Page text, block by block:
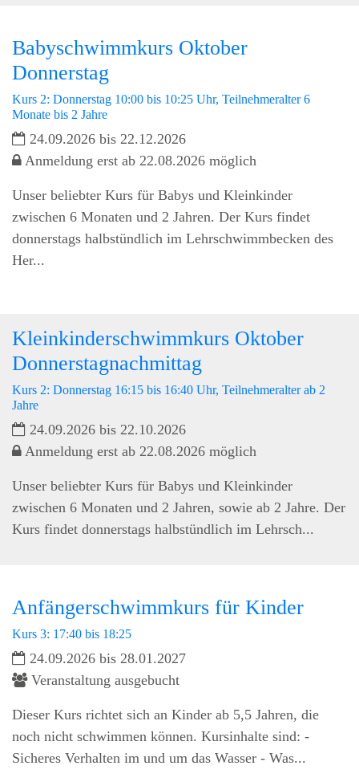
Babyschwimmkurs Oktober
Donnerstag
Kurs 2: Donnerstag 10:00 bis 10:25 Uhr, Teilnehmeralter 6
Monate bis 2 Jahre
24.09.2026 bis 22.12.2026
Anmeldung erst ab 22.08.2026 möglich
Unser beliebter Kurs für Babys und Kleinkinder
zwischen 6 Monaten und 2 Jahren. Der Kurs findet
donnerstags halbstündlich im Lehrschwimmbecken des
Her...
Kleinkinderschwimmkurs Oktober
Donnerstagnachmittag
Kurs 2: Donnerstag 16:15 bis 16:40 Uhr, Teilnehmeralter ab 2
Jahre
24.09.2026 bis 22.10.2026
Anmeldung erst ab 22.08.2026 möglich
Unser beliebter Kurs für Babys und Kleinkinder
zwischen 6 Monaten und 2 Jahren, sowie ab 2 Jahre. Der
Kurs findet donnerstags halbstündlich im Lehrsch...
Anfängerschwimmkurs für Kinder
Kurs 3: 17:40 bis 18:25
24.09.2026 bis 28.01.2027
Veranstaltung ausgebucht
Dieser Kurs richtet sich an Kinder ab 5,5 Jahren, die
noch nicht schwimmen können. Kursinhalte sind: -
Sicheres Verhalten im und um das Wasser - Was...